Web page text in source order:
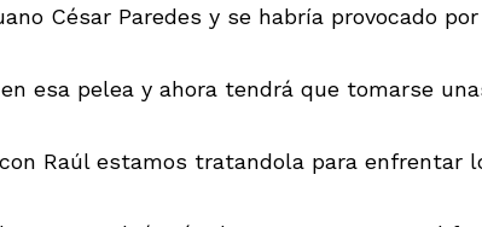
César Paredes y se habría provocado
esa pelea y ahora tendrá que tomarse
Raúl estamos tratandola para enfrentar